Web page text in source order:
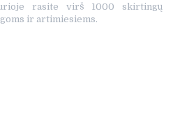
rasite virš 1000 skirtingų
ir artimiesiems.